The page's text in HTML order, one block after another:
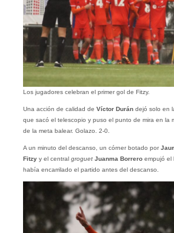
Los jugadores celebran el primer gol de Fitzy.
Una acción de calidad de Víctor Durándejó solo en
que sacó el telescopio y puso el punto de mira en la
de la meta balear. Golazo. 2-0.
A un minuto del descanso, un córner botado por
Fitzyy el central groguet Juanma Borreroempujó el
había encarrilado el partido antes del descanso.